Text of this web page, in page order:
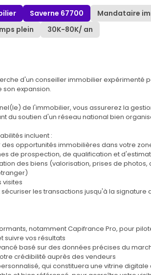
Saverne 67700
Mandataire
plein 30K-80K/ an
d'un conseiller immobilier expérimenté
expansion.
de l'immobilier, vous assurerez la
du soutien d'un réseau national bien
incluent :
opportunités immobilières dans votre
de prospection, de qualification et
des biens (valorisation, prises de photos,
visites
les transactions jusqu'à la signature
notamment Capifrance Pro, pour
suivre vos résultats
basé sur des données précises du
crédibilité auprès des vendeurs
qui constituera une vitrine digitale